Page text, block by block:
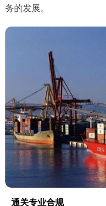
务的发展。
通关专业合规